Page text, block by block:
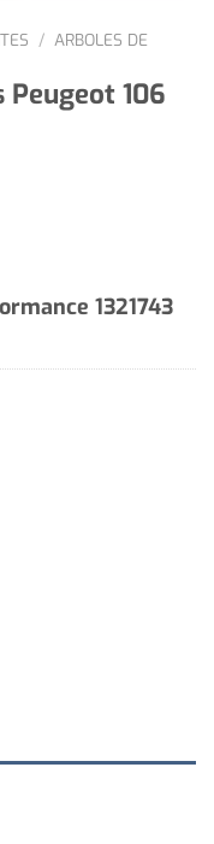
/ ARBOLES DE
Peugeot 106
1321743